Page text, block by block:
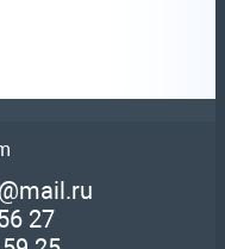
Профессиональный
27